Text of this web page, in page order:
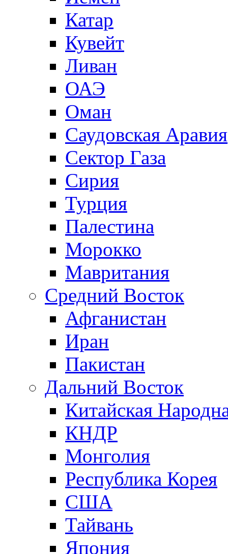
Катар
Кувейт
Ливан
ОАЭ
Оман
Саудовская Аравия
Сектор Газа
Сирия
Турция
Палестина
Морокко
Мавритания
Средний Восток
Афганистан
Иран
Пакистан
Дальний Восток
Китайская
КНДР
Монголия
Республика Корея
США
Тайвань
Япония